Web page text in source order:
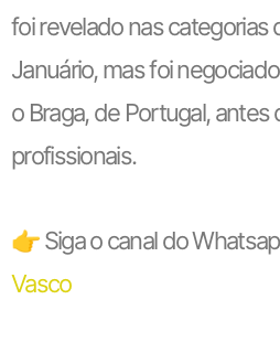
foi revelado nas categorias
Januário, mas foi
o Braga, de Portugal,
profissionais.
👉 Siga o canal do
Vasco